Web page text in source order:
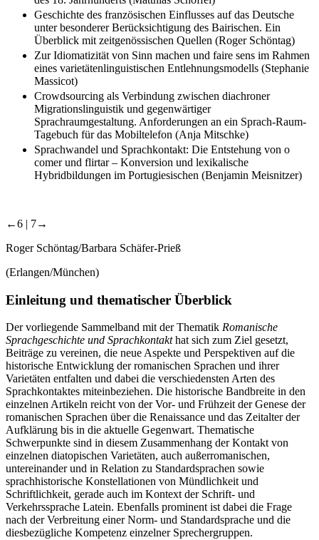
Geschichte des französischen Einflusses auf das Deutsche
unter besonderer Berücksichtigung des Bairischen. Ein
Überblick mit zeitgenössischen Quellen (Roger Schöntag)
Zur Idiomatizität von Sinn machen und faire sens im Rahmen
eines varietätenlinguistischen Entlehnungsmodells (Stephanie
Massicot)
Crowdsourcing als Verbindung zwischen diachroner
Migrationslinguistik und gegenwärtiger
Sprachraumgestaltung. Anforderungen an ein Sprach-Raum-
Tagebuch für das Mobiltelefon (Anja Mitschke)
Sprachwandel und Sprachkontakt: Die Entstehung von o
comer und flirtar – Konversion und lexikalische
Hybridbildungen im Portugiesischen (Benjamin Meisnitzer)
←6 | 7→
Roger Schöntag/Barbara Schäfer-Prieß
(Erlangen/München)
Einleitung und thematischer Überblick
Der vorliegende Sammelband mit der Thematik Romanische
Sprachgeschichte und Sprachkontakthat sich zum Ziel gesetzt,
Beiträge zu vereinen, die neue Aspekte und Perspektiven auf die
historische Entwicklung der romanischen Sprachen und ihrer
Varietäten entfalten und dabei die verschiedensten Arten des
Sprachkontaktes miteinbeziehen. Die historische Bandbreite in den
einzelnen Artikeln reicht von der Vor- und Frühzeit der Genese der
romanischen Sprachen über die Renaissance und das Zeitalter der
Aufklärung bis in die aktuelle Gegenwart. Thematische
Schwerpunkte sind in diesem Zusammenhang der Kontakt von
einzelnen diatopischen Varietäten, auch außerromanischen,
untereinander und in Relation zu Standardsprachen sowie
sprachhistorische Konstellationen von Mündlichkeit und
Schriftlichkeit, gerade auch im Kontext der Schrift- und
Verkehrssprache Latein. Ebenfalls prominent ist dabei die Frage
nach der Verbreitung einer Norm- und Standardsprache und die
diesbezügliche Kompetenz einzelner Sprechergruppen.